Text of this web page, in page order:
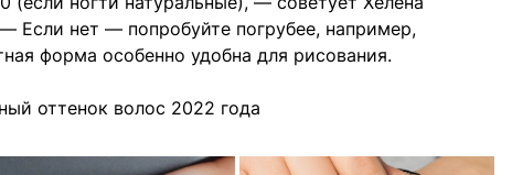
Если нет — попробуйте погрубее, например,
форма особенно удобна для рисования.
оттенок волос 2022 года